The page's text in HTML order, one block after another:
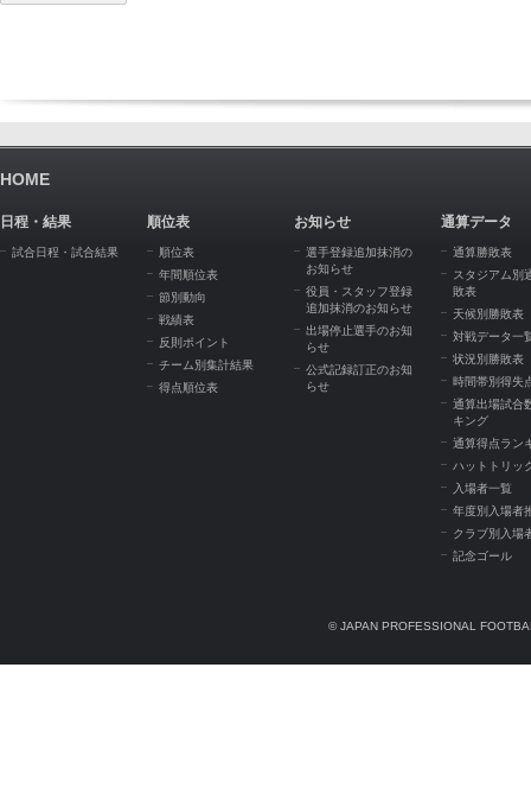
HOME
日程・結果
試合日程・試合結果
順位表
順位表
年間順位表
節別動向
戦績表
反則ポイント
チーム別集計結果
得点順位表
お知らせ
選手登録追加抹消の
お知らせ
役員・スタッフ登録
追加抹消のお知らせ
出場停止選手のお知
らせ
公式記録訂正のお知
らせ
通算データ
通算勝敗表
スタジアム別
敗表
天候別勝敗表
対戦データ一
状況別勝敗表
時間帯別得失
通算出場試合
キング
通算得点ラン
ハットトリッ
入場者一覧
年度別入場者
クラブ別入場
記念ゴール
© JAPAN PROFESSIONAL